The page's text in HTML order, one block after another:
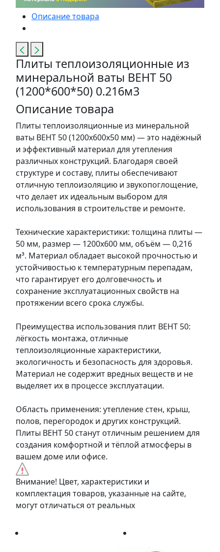
Описание товара
Плиты теплоизоляционные из
минеральной ваты ВЕНТ 50
(1200*600*50) 0.216м3
Описание товара
Плиты теплоизоляционные из минеральной
ваты ВЕНТ 50 (1200х600х50 мм) — это надёжный
и эффективный материал для утепления
различных конструкций. Благодаря своей
структуре и составу, плиты обеспечивают
отличную теплоизоляцию и звукопоглощение,
что делает их идеальным выбором для
использования в строительстве и ремонте.
Технические характеристики: толщина плиты —
50 мм, размер — 1200х600 мм, объём — 0,216
м³. Материал обладает высокой прочностью и
устойчивостью к температурным перепадам,
что гарантирует его долговечность и
сохранение эксплуатационных свойств на
протяжении всего срока службы.
Преимущества использования плит ВЕНТ 50:
лёгкость монтажа, отличные
теплоизоляционные характеристики,
экологичность и безопасность для здоровья.
Материал не содержит вредных веществ и не
выделяет их в процессе эксплуатации.
Область применения: утепление стен, крыш,
полов, перегородок и других конструкций.
Плиты ВЕНТ 50 станут отличным решением для
создания комфортной и тёплой атмосферы в
вашем доме или офисе.
Внимание! Цвет, характеристики и
комплектация товаров, указанные на сайте,
могут отличаться от реальных